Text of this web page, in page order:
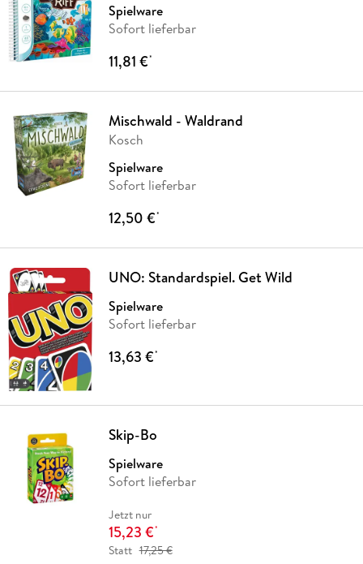
Spielware
Sofort lieferbar
11,81 €*
Mischwald - Waldrand
Kosch
Spielware
Sofort lieferbar
12,50 €*
UNO: Standardspiel. Get Wild
Spielware
Sofort lieferbar
13,63 €*
Skip-Bo
Spielware
Sofort lieferbar
Jetzt nur
15,23 €*
Statt 17,25 €